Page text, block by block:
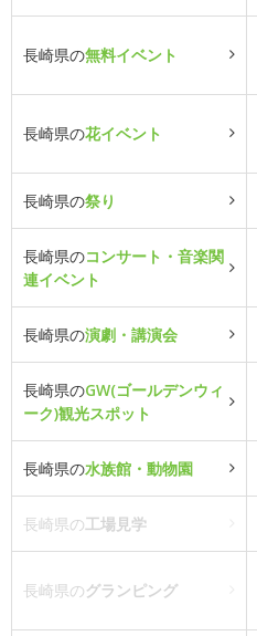
長崎県の無料イベント
長崎県の花イベント
長崎県の祭り
長崎県のコンサート・音楽関
連イベント
長崎県の演劇・講演会
長崎県のGW(ゴールデンウィ
ーク)観光スポット
長崎県の水族館・動物園
長崎県の工場見学
長崎県のグランピング